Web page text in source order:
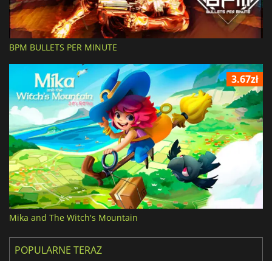
BPM BULLETS PER MINUTE
3.67zł
Mika and The Witch's Mountain
POPULARNE TERAZ